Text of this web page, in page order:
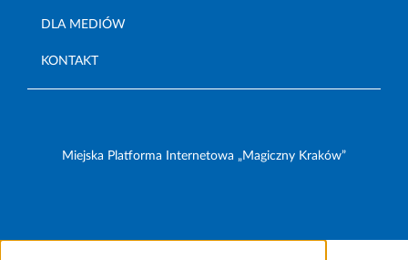
DLA MEDIÓW
KONTAKT
Miejska Platforma Internetowa „Magiczny Kraków”